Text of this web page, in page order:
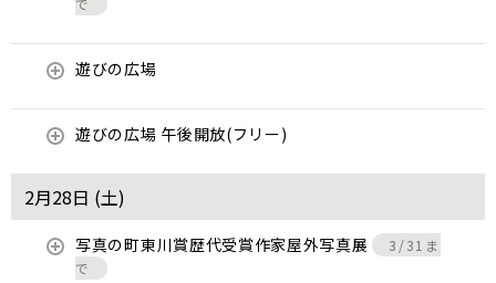
で
遊びの広場
遊びの広場 午後開放(フリー)
2月28日 (土)
写真の町東川賞歴代受賞作家屋外写真展
3/31ま
で